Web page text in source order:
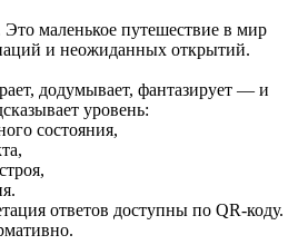
Это маленькое путешествие в мир
и неожиданных открытий.
додумывает, фантазирует — и
уровень:
состояния,
ответов доступны по QR-коду.